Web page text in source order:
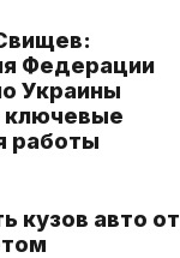
Федерации
Украины
ключевые
работы
кузов авто от